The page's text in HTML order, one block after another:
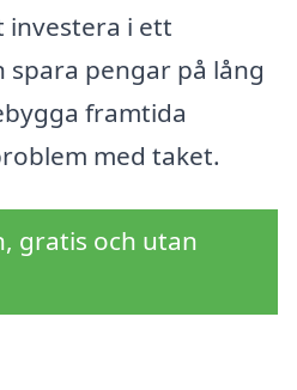
investera i ett
pengar på lång
framtida
med taket.
gratis och utan